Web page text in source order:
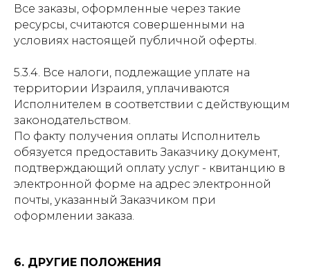
Все заказы, оформленные через такие
ресурсы, считаются совершенными на
условиях настоящей публичной оферты.
5.3.4. Все налоги, подлежащие уплате на
территории Израиля, уплачиваются
Исполнителем в соответствии с действующим
законодательством.
По факту получения оплаты Исполнитель
обязуется предоставить Заказчику документ,
подтверждающий оплату услуг - квитанцию в
электронной форме на адрес электронной
почты, указанный Заказчиком при
оформлении заказа.
6. ДРУГИЕ ПОЛОЖЕНИЯ